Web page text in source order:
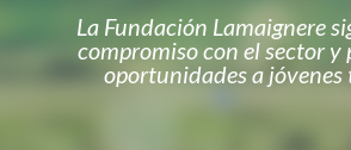
La Fundación Lamaignere
compromiso con el sector
oportunidades a jóvenes